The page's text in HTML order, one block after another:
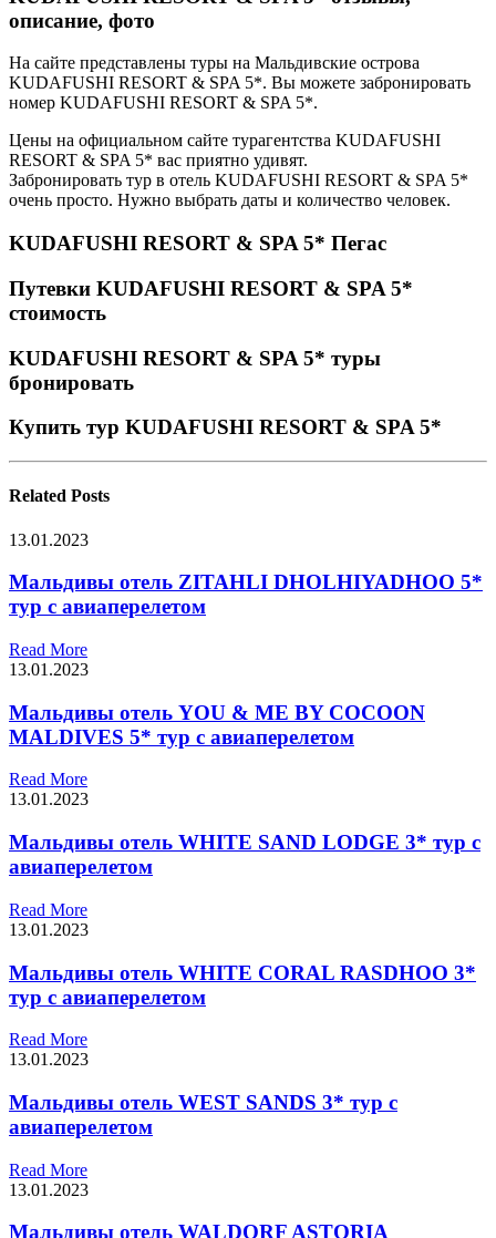
описание, фото
На сайте представлены туры на Мальдивские острова
KUDAFUSHI RESORT & SPA 5*. Вы можете забронировать
номер KUDAFUSHI RESORT & SPA 5*.
Цены на официальном сайте турагентства KUDAFUSHI
RESORT & SPA 5* вас приятно удивят.
Забронировать тур в отель KUDAFUSHI RESORT & SPA 5*
очень просто. Нужно выбрать даты и количество человек.
KUDAFUSHI RESORT & SPA 5* Пегас
Путевки KUDAFUSHI RESORT & SPA 5*
стоимость
KUDAFUSHI RESORT & SPA 5* туры
бронировать
Купить тур KUDAFUSHI RESORT & SPA 5*
Related Posts
13.01.2023
Мальдивы отель ZITAHLI DHOLHIYADHOO 5*
тур с авиаперелетом
Read More
13.01.2023
Мальдивы отель YOU & ME BY COCOON
MALDIVES 5* тур с авиаперелетом
Read More
13.01.2023
Мальдивы отель WHITE SAND LODGE 3* тур с
авиаперелетом
Read More
13.01.2023
Мальдивы отель WHITE CORAL RASDHOO 3*
тур с авиаперелетом
Read More
13.01.2023
Мальдивы отель WEST SANDS 3* тур с
авиаперелетом
Read More
13.01.2023
Мальдивы отель WALDORF ASTORIA